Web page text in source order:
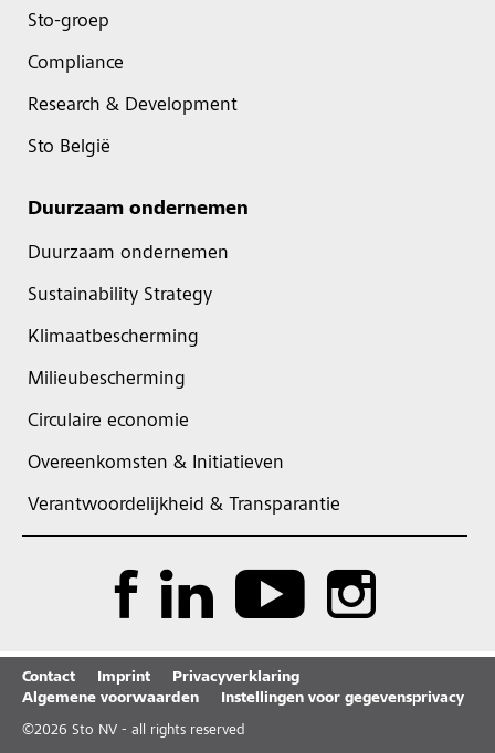
Sto-groep
Compliance
Research & Development
Sto België
Duurzaam ondernemen
Duurzaam ondernemen
Sustainability Strategy
Klimaatbescherming
Milieubescherming
Circulaire economie
Overeenkomsten & Initiatieven
Verantwoordelijkheid & Transparantie
Contact Imprint
Privacyverklaring
Algemene voorwaarden
Instellingen voor gegevensprivacy
©2026 Sto NV - all rights reserved